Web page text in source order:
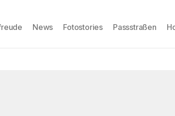
News Fotostories Passstraßen